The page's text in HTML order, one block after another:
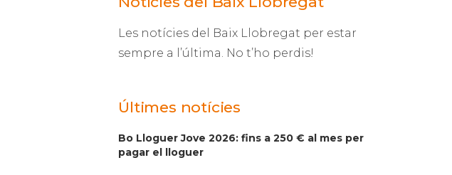
Les notícies del Baix Llobregat per estar
sempre a l’última. No t’ho perdis!
Últimes notícies
Bo Lloguer Jove 2026: fins a 250 € al mes per
pagar el lloguer